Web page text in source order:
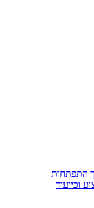
התפתחות
וכייעוד